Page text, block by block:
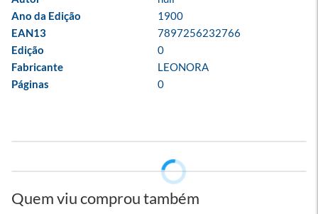
Ano da Edição
1900
EAN13
7897256232766
Edição
0
Fabricante
LEONORA
Páginas
0
Quem viu comprou também